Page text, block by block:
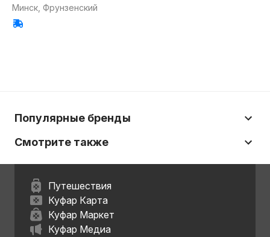
Минск, Фрунзенский
Популярные бренды
Смотрите также
Путешествия
Куфар Карта
Куфар Маркет
Куфар Медиа